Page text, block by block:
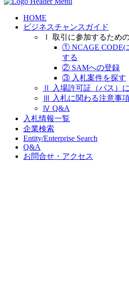
HOME
ビジネスチャンスガイド
Ⅰ 取引に参加するため
① NCAGE CODE(
する
② SAMへの登録
③ 入札案件を探す
Ⅱ 入場許可証（パス）
Ⅲ 入札に関わる注意事
Ⅳ Q&A
入札情報一覧
企業検索
Entity/Enterprise Search
Q&A
お問合せ・アクセス